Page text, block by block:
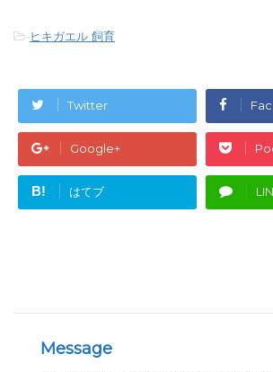
-ヒキガエル 飼育
Twitter
Google+
B! はてブ
Message